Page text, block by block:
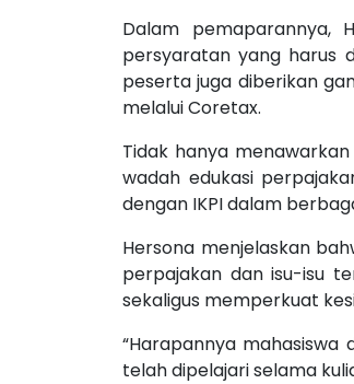
Dalam pemaparannya,
persyaratan yang harus
peserta juga diberikan
melalui Coretax.
Tidak hanya
wadah edukasi
dengan IKPI dalam
Hersona menjelaskan
perpajakan dan isu-isu
sekaligus memperkuat
“Harapannya
telah dipelajari selama